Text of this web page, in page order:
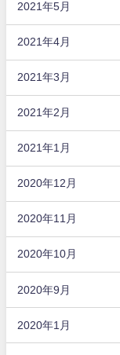
2021年5月
2021年4月
2021年3月
2021年2月
2021年1月
2020年12月
2020年11月
2020年10月
2020年9月
2020年1月